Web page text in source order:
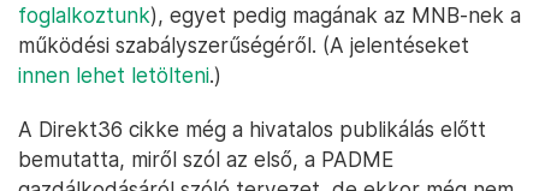
foglalkoztunk), egyet pedig magának az MNB-nek a
működési szabályszerűségéről. (A jelentéseket
innen lehet letölteni.)
A Direkt36 cikke még a hivatalos publikálás előtt
bemutatta, miről szól az első, a PADME